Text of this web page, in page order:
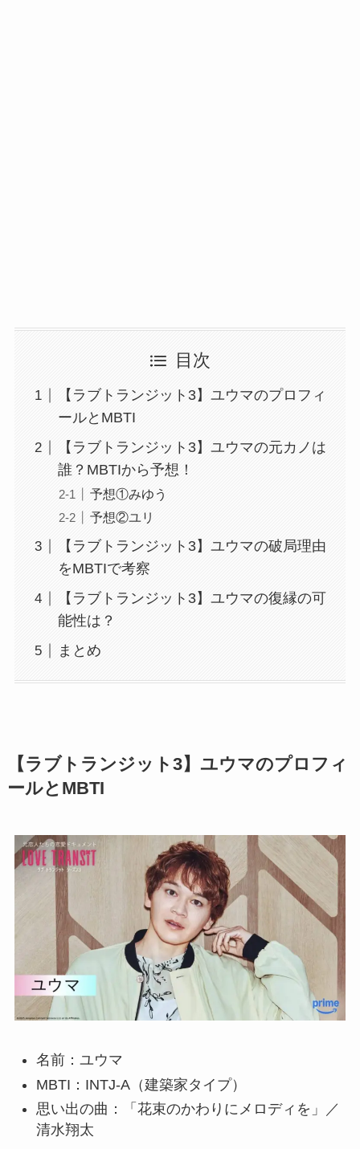
目次
【ラブトランジット3】ユウマのプロフィ
ールとMBTI
【ラブトランジット3】ユウマの元カノは
誰？MBTIから予想！
予想①みゆう
予想②ユリ
【ラブトランジット3】ユウマの破局理由
をMBTIで考察
【ラブトランジット3】ユウマの復縁の可
能性は？
まとめ
【ラブトランジット3】ユウマのプロフィ
ールとMBTI
名前：ユウマ
MBTI：INTJ-A（建築家タイプ）
思い出の曲：「花束のかわりにメロディを」／
清水翔太